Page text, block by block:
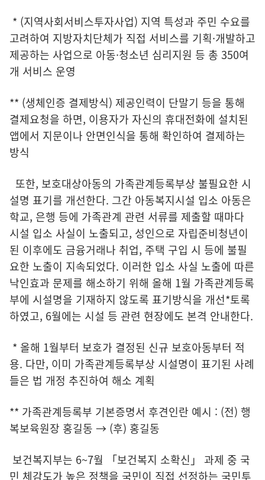
* (지역사회서비스투자사업) 지역 특성과 주민 수요를
고려하여 지방자치단체가 직접 서비스를 기획·개발하고
제공하는 사업으로 아동·청소년 심리지원 등 총 350여
개 서비스 운영
** (생체인증 결제방식) 제공인력이 단말기 등을 통해
결제요청을 하면, 이용자가 자신의 휴대전화에 설치된
앱에서 지문이나 안면인식을 통해 확인하여 결제하는
방식
또한, 보호대상아동의 가족관계등록부상 불필요한 시
설명 표기를 개선한다. 그간 아동복지시설 입소 아동은
학교, 은행 등에 가족관계 관련 서류를 제출할 때마다
시설 입소 사실이 노출되고, 성인으로 자립준비청년이
된 이후에도 금융거래나 취업, 주택 구입 시 등에 불필
요한 노출이 지속되었다. 이러한 입소 사실 노출에 따른
낙인효과 문제를 해소하기 위해 올해 1월 가족관계등록
부에 시설명을 기재하지 않도록 표기방식을 개선*토록
하였고, 6월에는 시설 등 관련 현장에도 본격 안내한다.
* 올해 1월부터 보호가 결정된 신규 보호아동부터 적
용. 다만, 이미 가족관계등록부상 시설명이 표기된 사례
들은 법 개정 추진하여 해소 계획
** 가족관계등록부 기본증명서 후견인란 예시 : (전) 행
복보육원장 홍길동 → (후) 홍길동
보건복지부는 6~7월 「보건복지 소확신」 과제 중 국
민 체감도가 높은 정책을 국민이 직접 선정하는 국민투